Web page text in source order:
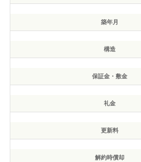
築年月
構造
保証金・敷金
礼金
更新料
解約時償却